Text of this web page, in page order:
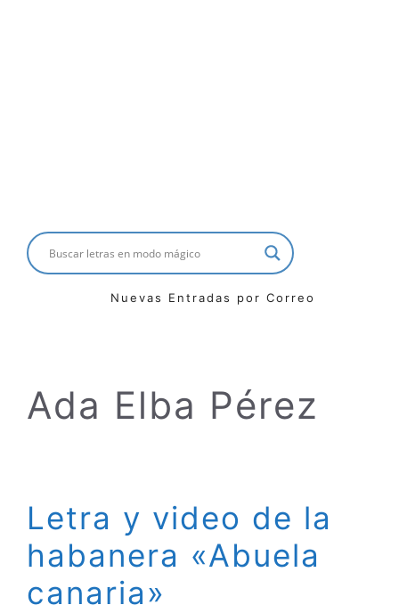
Nuevas Entradas por Correo
Ada Elba Pérez
Letra y video de la
habanera «Abuela
canaria»